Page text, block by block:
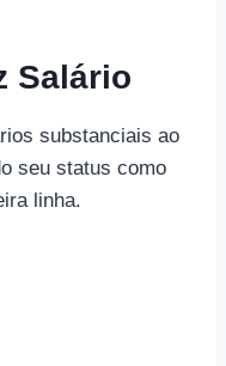
Salário
substanciais ao
seu status como
linha.